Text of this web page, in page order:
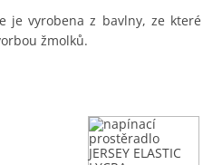
je vyrobena z bavlny, ze
žmolků.